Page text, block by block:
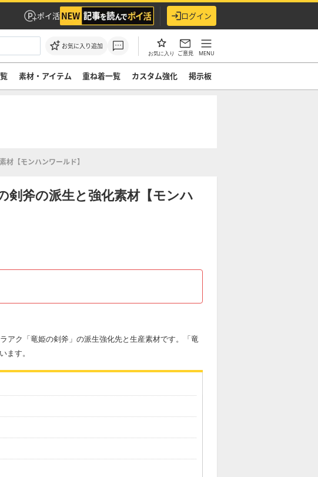
ポイ活 ログイン
お気に入り追加
お気に入り ご意見 MENU
素材・アイテム 重ね着一覧 カスタム強化 掲示板
材【モンハンワールド】
剣斧の派生と強化素材【モンハ
アク「竜姫の剣斧」の派生強化先と生産素材です。「竜
ます。